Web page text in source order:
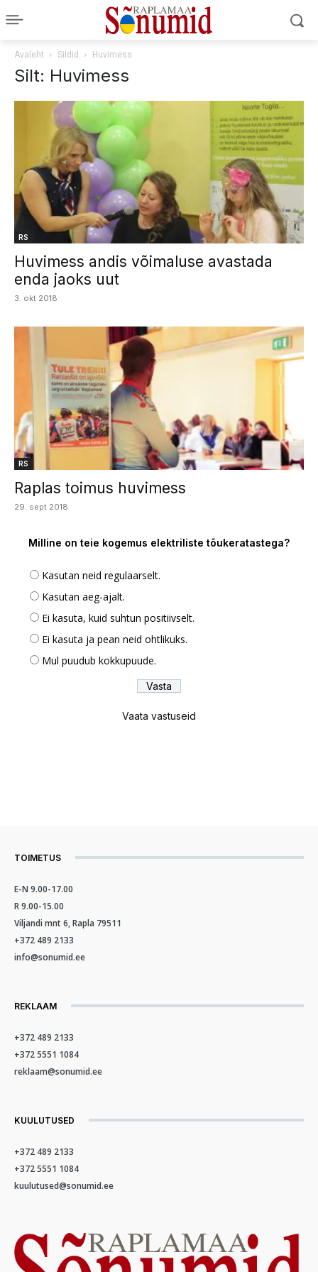
Avaleht Sildid Huvimess
Silt: Huvimess
RS
Huvimess andis võimaluse avastada
enda jaoks uut
3. okt 2018
RS
Raplas toimus huvimess
29. sept 2018
Milline on teie kogemus elektriliste tõukeratastega?
Kasutan neid regulaarselt.
Kasutan aeg-ajalt.
Ei kasuta, kuid suhtun positiivselt.
Ei kasuta ja pean neid ohtlikuks.
Mul puudub kokkupuude.
Vaata vastuseid
TOIMETUS
E-N 9.00-17.00
R 9.00-15.00
Viljandi mnt 6, Rapla 79511
+372 489 2133
info@sonumid.ee
REKLAAM
+372 489 2133
+372 5551 1084
reklaam@sonumid.ee
KUULUTUSED
+372 489 2133
+372 5551 1084
kuulutused@sonumid.ee